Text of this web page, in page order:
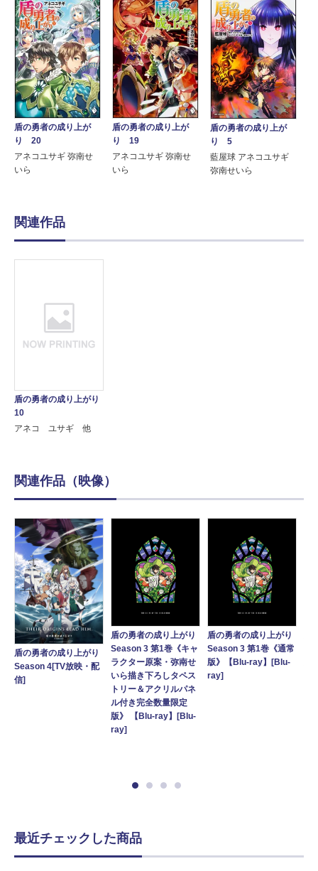
盾の勇者の成り上が
り 20
アネコユサギ 弥南せ
いら
盾の勇者の成り上が
り 19
アネコユサギ 弥南せ
いら
盾の勇者の成り上が
り 5
藍屋球 アネコユサギ
弥南せいら
関連作品
盾の勇者の成り上がり
10
アネコ ユサギ 他
関連作品（映像）
盾の勇者の成り上がり
Season 4[TV放映・配
信]
盾の勇者の成り上がり
Season 3 第1巻《キャ
ラクター原案・弥南せ
いら描き下ろしタペス
トリー＆アクリルパネ
ル付き完全数量限定
版》 【Blu-ray】[Blu-
ray]
盾の勇者の成り上がり
Season 3 第1巻《通常
版》【Blu-ray】[Blu-
ray]
最近チェックした商品